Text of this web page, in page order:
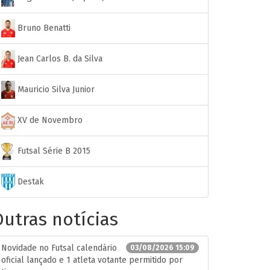
Bruno Benatti
Jean Carlos B. da Silva
Mauricio Silva Junior
XV de Novembro
Futsal Série B 2015
Destak
notícias
03/08/2026 15:09
Novidade no Futsal calendário
oficial lançado e 1 atleta votante permitido por